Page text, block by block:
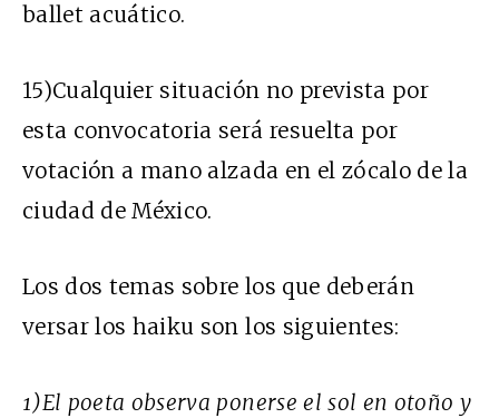
ballet acuático.
15)Cualquier situación no prevista por
esta convocatoria será resuelta por
votación a mano alzada en el zócalo de la
ciudad de México.
Los dos temas sobre los que deberán
versar los haiku son los siguientes:
1)El poeta observa ponerse el sol en otoño y